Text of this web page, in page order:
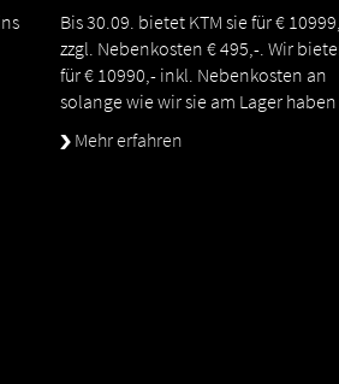
Bis 30.09. bietet KTM sie für €
zzgl. Nebenkosten € 495,-. Wir
für € 10990,- inkl. Nebenkosten an
solange wie wir sie am Lager haben
Mehr erfahren